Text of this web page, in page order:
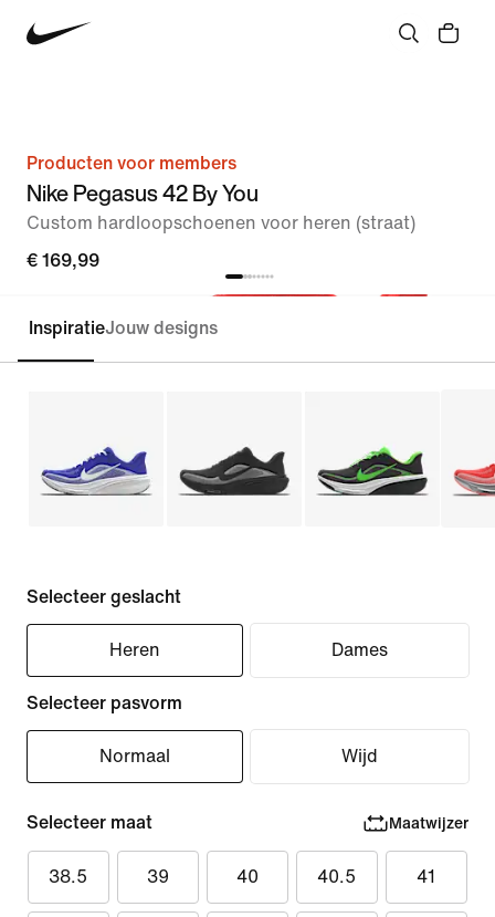
Producten voor members
Nike Pegasus 42 By You
Custom hardloopschoenen voor heren (straat)
€ 169,99
Customize
InspiratieJouw designs
Selecteer geslacht
Heren Dames
Selecteer pasvorm
Normaal Wijd
Selecteer maat Maatwijzer
38.5 39 40 40.5 41